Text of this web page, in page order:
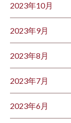
2023年10月
2023年9月
2023年8月
2023年7月
2023年6月